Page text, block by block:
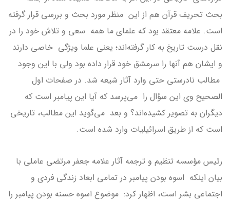
بحث تحریف قرآن هم از این منظر مورد بحث و بررسی قرار گرفته
است. علامه معتقد بود که علمای ما همه سعی و تلاش خود را در
نقل درست تاریخ به کار گرفته‌اند؛ یعنی علما ویژگی خاصی دارند
و ایشان هم آنها را سرمشق خود قرار داده بود ولی با این وجود
مطالب نادرستی حتی وارد آثار شیعه شد. در صفحات اول
الصحیح وی این سؤال را می‌پرسد که آیا این پیامبر است که
دیگران به تصویر کشیده‌اند؟ و بعد می‌گوید این مطالب، تاریخی
است که از طریق اسرائیلیات وارد شده است.
رئیس مؤسسه تنظیم و ترجمه آثار علامه جعفر مرتضی عاملی با
بیان اینکه اسوه بودن پیامبر در تمامی ابعاد زندگی فردی و
اجتماعی بشر است، اظهار کرد: موضوع اسوه حسنه بودن پیامبر را